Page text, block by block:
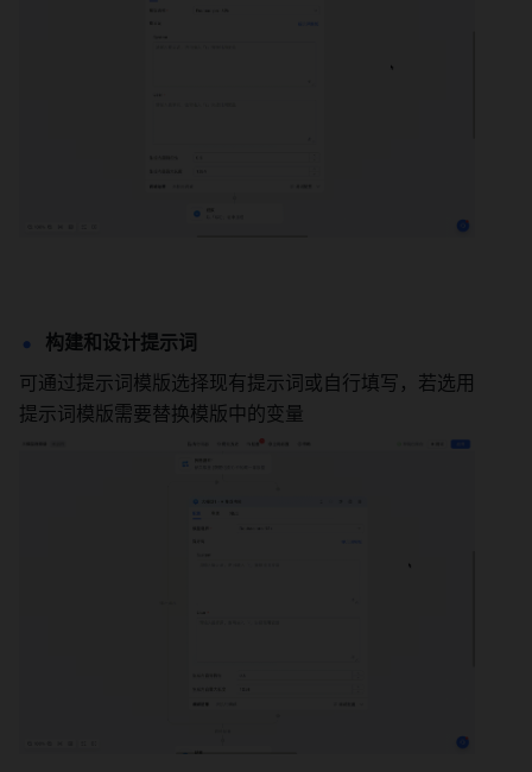
构建和设计提示词
可通过提示词模版选择现有提示词或自行填写，若选用
提示词模版需要替换模版中的变量